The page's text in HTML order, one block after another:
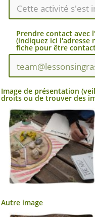
Prendre contact avec
(indiquez ici l'adresse
fiche pour être
Image de présentation
droits ou de trouver des
Autre image